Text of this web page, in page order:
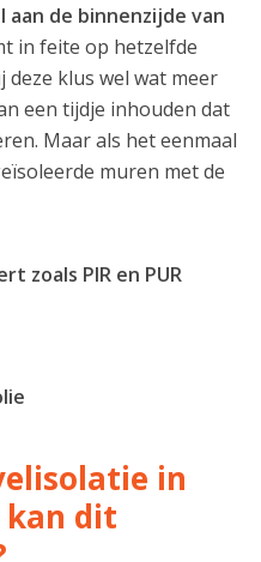
de binnenzijde van
in feite op hetzelfde
deze klus wel wat meer
een tijdje inhouden dat
Maar als het eenmaal
muren met de
zoals PIR en PUR
in
kan dit